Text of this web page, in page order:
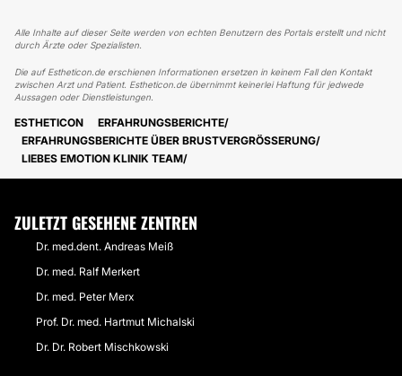
Alle Inhalte auf dieser Seite werden von echten Benutzern des Portals erstellt und nicht
durch Ärzte oder Spezialisten.
Die auf Estheticon.de erschienen Informationen ersetzen in keinem Fall den Kontakt
zwischen Arzt und Patient. Estheticon.de übernimmt keinerlei Haftung für jedwede
Aussagen oder Dienstleistungen.
ESTHETICON
ERFAHRUNGSBERICHTE
ERFAHRUNGSBERICHTE ÜBER BRUSTVERGRÖSSERUNG
LIEBES EMOTION KLINIK TEAM
ZULETZT GESEHENE ZENTREN
Dr. med.dent. Andreas Meiß
Dr. med. Ralf Merkert
Dr. med. Peter Merx
Prof. Dr. med. Hartmut Michalski
Dr. Dr. Robert Mischkowski